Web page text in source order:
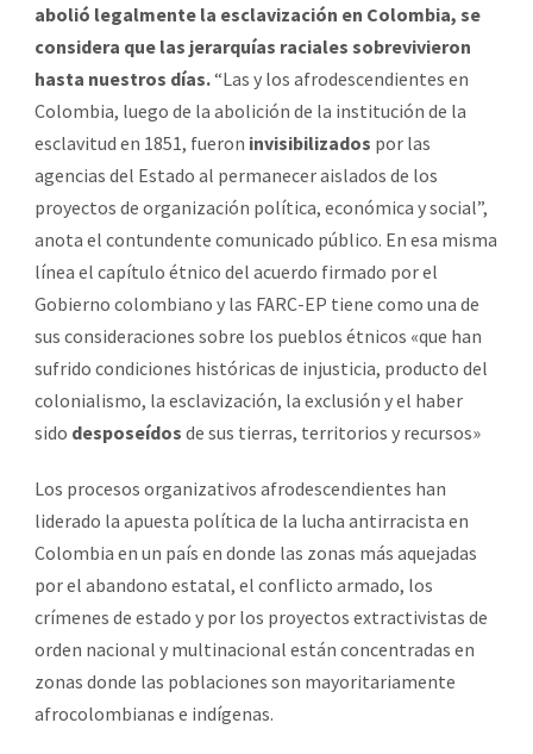
abolió legalmente la esclavización en Colombia, se
considera que las jerarquías raciales sobrevivieron
hasta nuestros días.“Las y los afrodescendientes en
Colombia, luego de la abolición de la institución de la
esclavitud en 1851, fueron invisibilizados por las
agencias del Estado al permanecer aislados de los
proyectos de organización política, económica y social”,
anota el contundente comunicado público. En esa misma
línea el capítulo étnico del acuerdo firmado por el
Gobierno colombiano y las FARC-EP tiene como una de
sus consideraciones sobre los pueblos étnicos «que han
sufrido condiciones históricas de injusticia, producto del
colonialismo, la esclavización, la exclusión y el haber
sido desposeídos de sus tierras, territorios y recursos»
Los procesos organizativos afrodescendientes han
liderado la apuesta política de la lucha antirracista en
Colombia en un país en donde las zonas más aquejadas
por el abandono estatal, el conflicto armado, los
crímenes de estado y por los proyectos extractivistas de
orden nacional y multinacional están concentradas en
zonas donde las poblaciones son mayoritariamente
afrocolombianas e indígenas.